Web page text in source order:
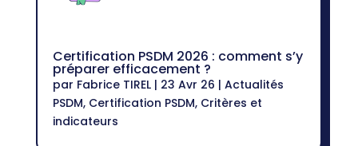
Certification PSDM 2026 : comment s’y
préparer efficacement ?
par Fabrice TIREL| 23 Avr 26 | Actualités
PSDM, Certification PSDM, Critères et
indicateurs